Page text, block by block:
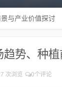
与产业价值探讨
势、种
次浏览 0个评论